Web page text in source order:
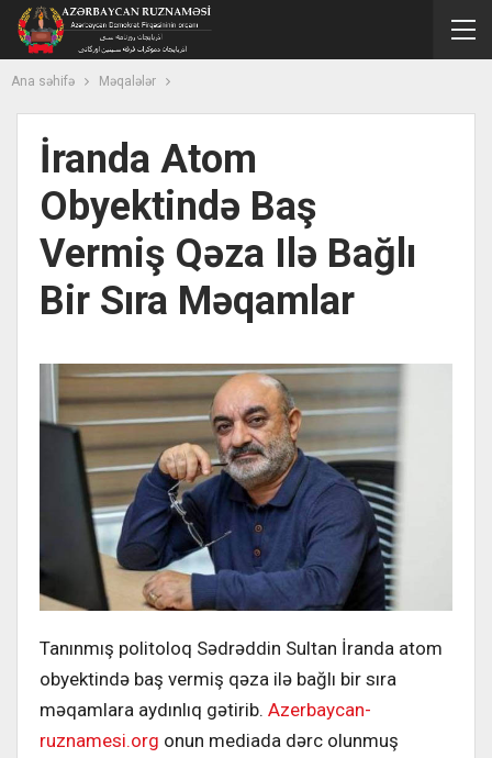
Ana səhifə Məqalələr
İranda Atom
Obyektində Baş
Vermiş Qəza Ilə Bağlı
Bir Sıra Məqamlar
Tanınmış politoloq Sədrəddin Sultan İranda atom
obyektində baş vermiş qəza ilə bağlı bir sıra
məqamlara aydınlıq gətirib. Azerbaycan-
ruznamesi.org onun mediada dərc olunmuş